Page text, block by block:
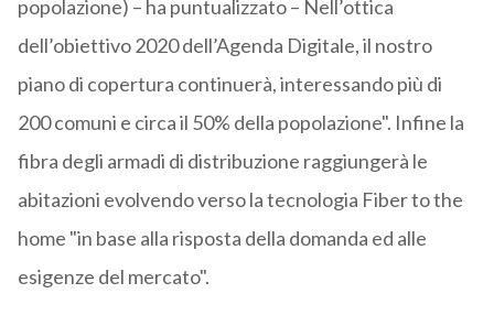
popolazione) – ha puntualizzato – Nell’ottica
dell’obiettivo 2020 dell’Agenda Digitale, il nostro
piano di copertura continuerà, interessando più di
200 comuni e circa il 50% della popolazione". Infine la
fibra degli armadi di distribuzione raggiungerà le
abitazioni evolvendo verso la tecnologia Fiber to the
home "in base alla risposta della domanda ed alle
esigenze del mercato".